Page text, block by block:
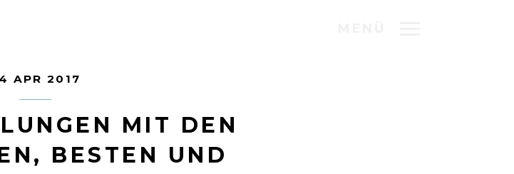
APR 2017
MIT DEN
BESTEN UND